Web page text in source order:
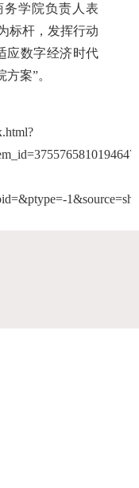
务学院负责人表
标杆，发挥行动
应数字经济时代
案”。